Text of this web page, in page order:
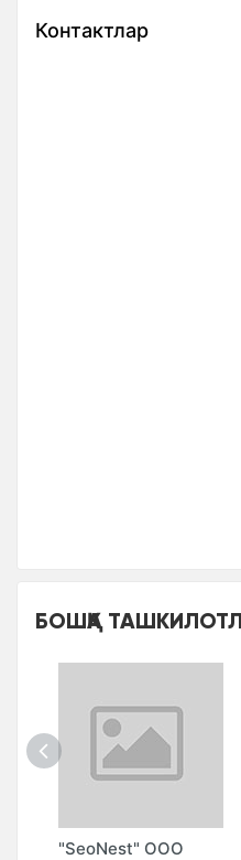
Контактлар
БОШҚА
"SeoNest" ООО